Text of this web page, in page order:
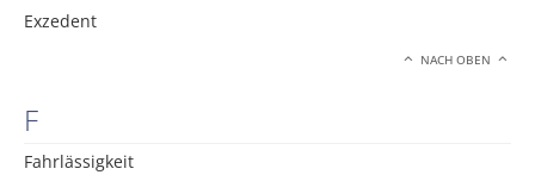
Exzedent
NACH OBEN
F
Fahrlässigkeit